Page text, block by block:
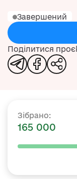
Завершений
Зібрано:
165 000